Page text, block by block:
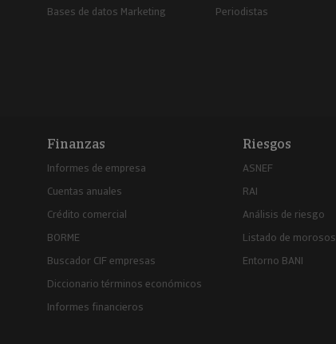
Bases de datos Marketing
Periodistas
Finanzas
Informes de empresa
Cuentas anuales
Crédito comercial
BORME
Buscador CIF empresas
Diccionario términos económicos
Informes financieros
Riesgos
ASNEF
RAI
Análisis de riesgo
Listado de morosos
Entorno BANI